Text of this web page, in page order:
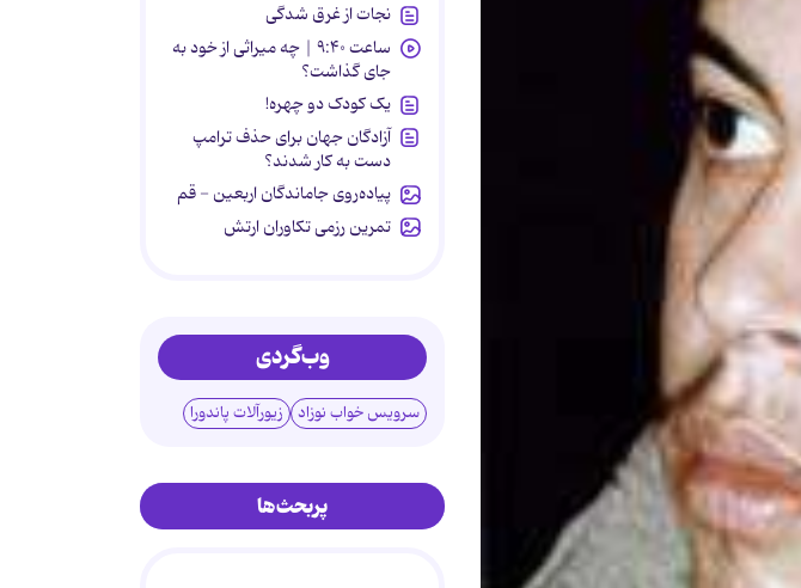
نجات از غرق شدگی
ساعت ۹:۴۰ | چه میراثی از خود به
جای گذاشت؟
یک کودک دو چهره!
آزادگان جهان برای حذف ترامپ
دست به کار شدند؟
پیاده‌روی جاماندگان اربعین - قم
تمرین رزمی تکاوران ارتش
وب‌گردی
سرویس خواب نوزاد زیورآلات پاندورا
پربحث‌ها